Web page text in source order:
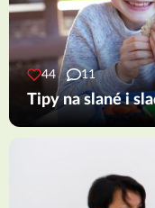
44 11
Tipy na slané i